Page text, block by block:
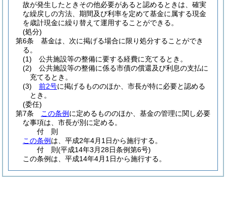
故が発生したときその他必要があると認めるときは、確実
な繰戻しの方法、期間及び利率を定めて基金に属する現金
を歳計現金に繰り替えて運用することができる。
(処分)
第6条
基金は、次に掲げる場合に限り処分することができ
る。
(1)
公共施設等の整備に要する経費に充てるとき。
(2)
公共施設等の整備に係る市債の償還及び利息の支払に
充てるとき。
(3)
前2号に掲げるもののほか、市長が特に必要と認める
とき。
(委任)
第7条
この条例 に定めるもののほか、基金の管理に関し必要
な事項は、市長が別に定める。
付 則
この条例 は、平成2年4月1日から施行する。
付 則(平成14年3月28日条例第6号)
この条例は、平成14年4月1日から施行する。